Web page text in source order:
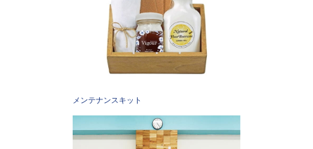
メンテナンスキット